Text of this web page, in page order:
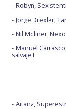
Robyn,
Jorge Drexler,
Nil Moliner, Nexo
Manuel
salvaje I
Aitana,